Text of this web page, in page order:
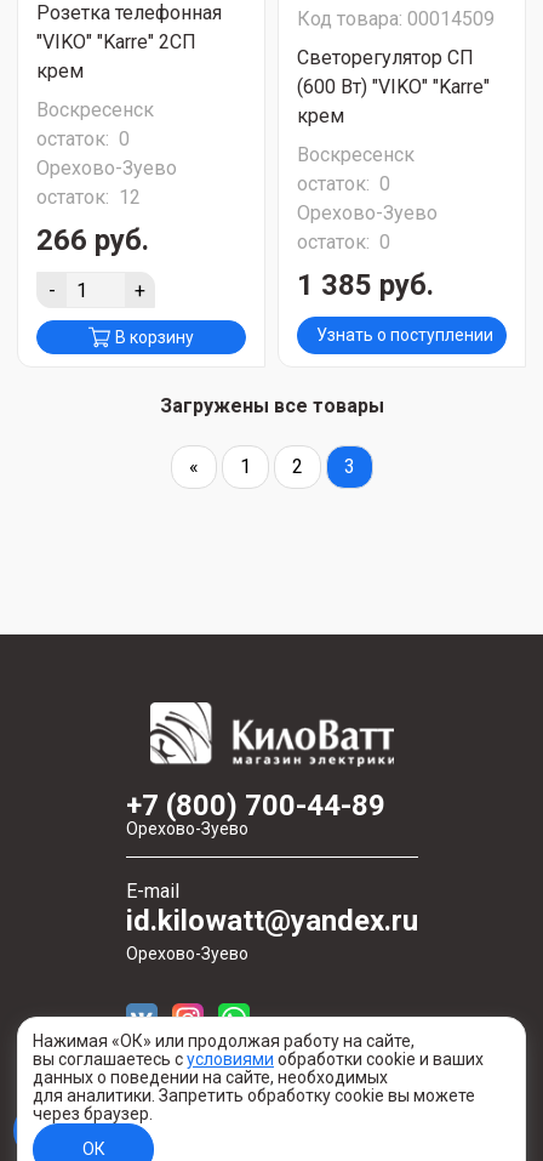
Розетка телефонная
"VIKO" "Karre" 2СП
крем
Воскресенск
остаток: 0
Орехово-Зуево
остаток: 12
266 руб.
- +
В корзину
Код товара: 00014509
Светорегулятор СП
(600 Вт) "VIKO" "Karre"
крем
Воскресенск
остаток: 0
Орехово-Зуево
остаток: 0
1 385 руб.
Узнать о поступлении
Загружены все товары
« 1 2 3
+7 (800) 700-44-89
Орехово-Зуево
E-mail
id.kilowatt@yandex.ru
Орехово-Зуево
Нажимая «ОК» или продолжая работу на сайте,
вы соглашаетесь сусловиями обработки cookie и ваших
данных о поведении на сайте, необходимых
для аналитики. Запретить обработку cookie вы можете
через браузер.
ОК